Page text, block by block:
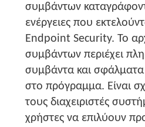
συμβάντων
ενέργειες που
Endpoint Security. Το
συμβάντων περιέχει
συμβάντα και
στο πρόγραμμα. Είναι
τους διαχειριστές
χρήστες να επιλύουν